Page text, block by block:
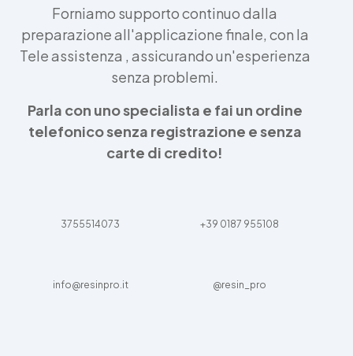
Forniamo supporto continuo dalla
preparazione all'applicazione finale, con la
Tele assistenza , assicurando un'esperienza
senza problemi.
Parla con uno specialista e fai un ordine
telefonico senza registrazione e senza
carte di credito!
3755514073 +39 0187 955108
info@resinpro.it @resin_pro